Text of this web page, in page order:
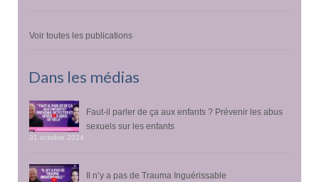
Voir toutes les publications
Dans les médias
Faut-il parler de ça aux enfants ? Prévenir les abus
sexuels sur les enfants
31 octobre 2024
Il n’y a pas de Trauma Inguérissable